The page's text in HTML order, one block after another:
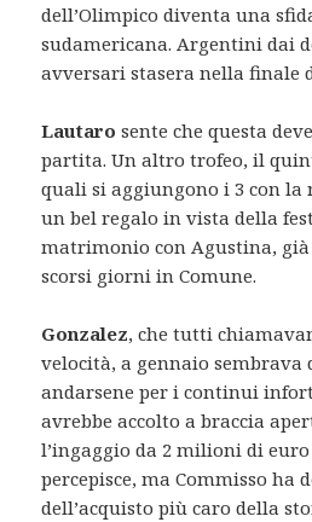
dell’Olimpico diventa una
sudamericana. Argentini dai
avversari stasera nella finale
Lautaro sente che questa
partita. Un altro trofeo, il
quali si aggiungono i 3 con la
un bel regalo in vista della
matrimonio con Agustina,
scorsi giorni in Comune.
Gonzalez, che tutti
velocità, a gennaio sembrava
andarsene per i continui
avrebbe accolto a braccia
l’ingaggio da 2 milioni di
percepisce, ma Commisso ha
dell’acquisto più caro della